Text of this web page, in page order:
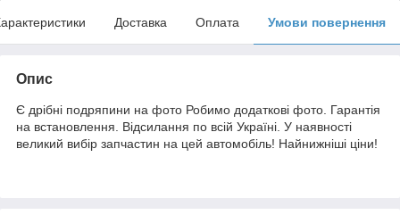
Доставка Оплата Умови повернення
Опис
Є дрібні подряпини на фото Робимо додаткові фото. Гарантія
на встановлення. Відсилання по всій Україні. У наявності
великий вибір запчастин на цей автомобіль! Найнижніші ціни!